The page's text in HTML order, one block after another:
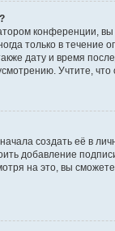
конференции,
только в течение
дату и время
Учтите,
создать её в
добавление
на это, вы